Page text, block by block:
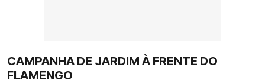
CAMPANHA DE JARDIM À FRENTE DO
FLAMENGO